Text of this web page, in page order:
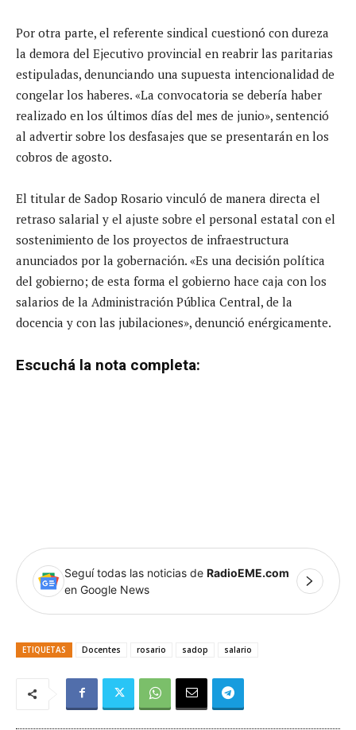
Por otra parte, el referente sindical cuestionó con dureza
la demora del Ejecutivo provincial en reabrir las paritarias
estipuladas, denunciando una supuesta intencionalidad de
congelar los haberes. «La convocatoria se debería haber
realizado en los últimos días del mes de junio», sentenció
al advertir sobre los desfasajes que se presentarán en los
cobros de agosto.
El titular de Sadop Rosario vinculó de manera directa el
retraso salarial y el ajuste sobre el personal estatal con el
sostenimiento de los proyectos de infraestructura
anunciados por la gobernación. «Es una decisión política
del gobierno; de esta forma el gobierno hace caja con los
salarios de la Administración Pública Central, de la
docencia y con las jubilaciones», denunció enérgicamente.
Escuchá la nota completa:
Seguí todas las noticias de RadioEME.com
en Google News
ETIQUETAS Docentes rosario sadop salario